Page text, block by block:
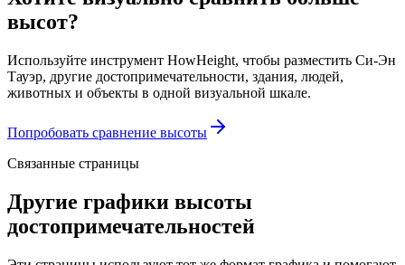
высот?
Используйте инструмент HowHeight, чтобы разместить Си-Эн
Тауэр, другие достопримечательности, здания, людей,
животных и объекты в одной визуальной шкале.
Попробовать сравнение высоты
Связанные страницы
Другие графики высоты
достопримечательностей